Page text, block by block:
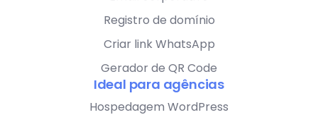
Registro de domínio
Criar link WhatsApp
Gerador de QR Code
Ideal para agências
Hospedagem WordPress